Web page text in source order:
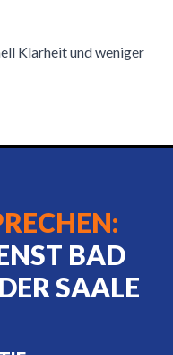
Klarheit und weniger
BAD
SAALE